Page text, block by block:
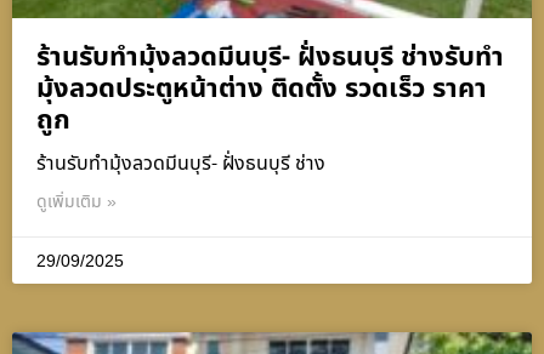
ร้านรับทำมุ้งลวดมีนบุรี- ฝั่งธนบุรี ช่างรับทำ
มุ้งลวดประตูหน้าต่าง ติดตั้ง รวดเร็ว ราคา
ถูก
ร้านรับทำมุ้งลวดมีนบุรี- ฝั่งธนบุรี ช่าง
ดูเพิ่มเติม »
29/09/2025